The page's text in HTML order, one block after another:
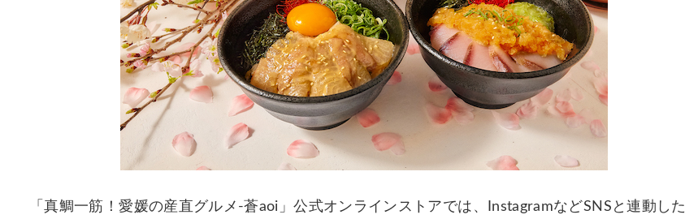
「真鯛一筋！愛媛の産直グルメ-蒼aoi」公式オンラインストアでは、InstagramなどSNSと連動した